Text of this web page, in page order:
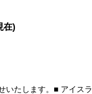
在)
いたします。■ アイスラ